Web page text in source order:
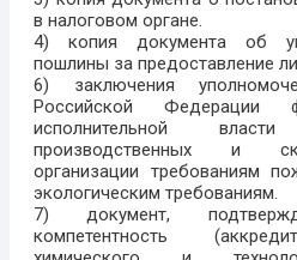
в налоговом органе.
4) копия документа об
пошлины за предоставление
6) заключения
Российской Федерации
исполнительной
производственных и
организации требованиям
экологическим требованиям.
7) документ,
компетентность